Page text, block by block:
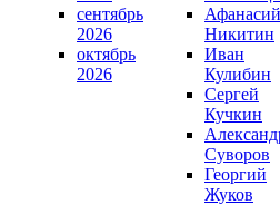
сентябрь
2026
октябрь
2026
Афанасий
Никитин
Иван
Кулибин
Сергей
Кучкин
Суворов
Георгий
Жуков